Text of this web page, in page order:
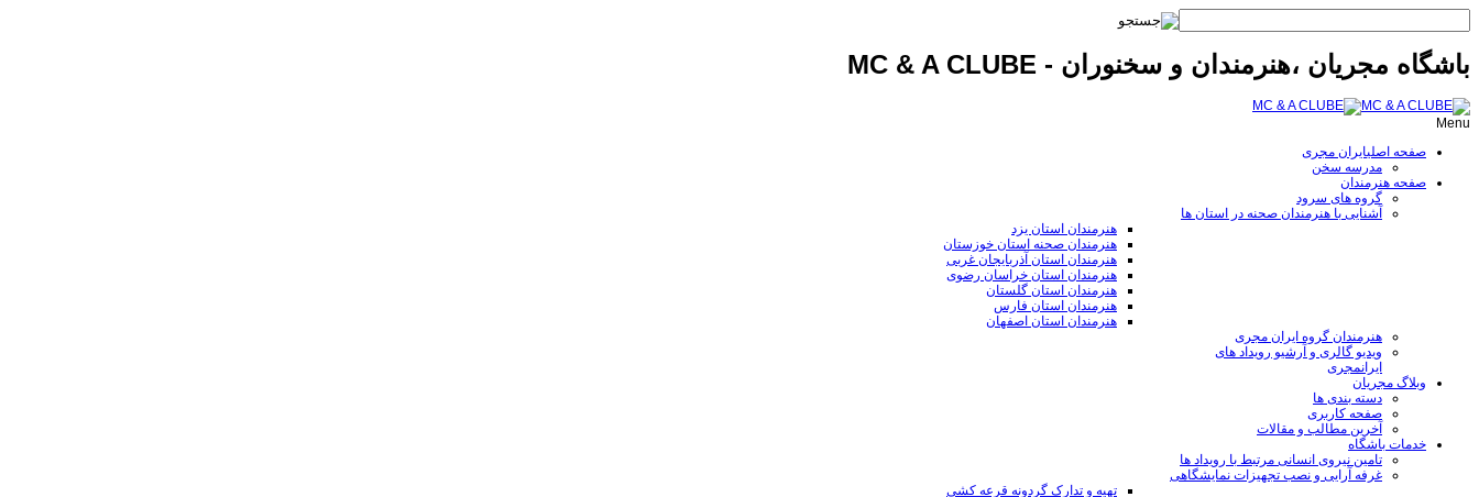
باشگاه مجریان ،هنرمندان و سخنوران - MC & A CLUBE
Menu
صفحه اصلیایران مجری
مدرسه سخن
صفحه هنرمندان
گروه های سرود
آشنایی با هنرمندان صحنه در استان ها
هنرمندان استان یزد
هنرمندان صحنه استان خوزستان
هنرمندان استان آذربایجان غربی
هنرمندان استان خراسان رضوی
هنرمندان استان گلستان
هنرمندان استان فارس
هنرمندان استان اصفهان
هنرمندان گروه ایران مجری
ویدیو گالری و آرشیو رویداد های
ایرانمجری
وبلاگ مجریان
دسته بندی ها
صفحه کاربری
آخرین مطالب و مقالات
خدمات باشگاه
تامین نیروی انسانی مرتبط با رویداد ها
غرفه آرایی و نصب تجهیزات نمایشگاهی
تهیه و تدارک گردونه قرعه کشی